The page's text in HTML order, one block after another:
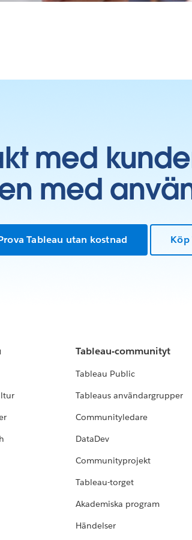
med
med
Tableau utan kostnad Köp
Tableau-communityt
Tableau Public
Tableaus användargrupper
Communityledare
DataDev
Communityprojekt
Tableau-torget
Akademiska program
Händelser